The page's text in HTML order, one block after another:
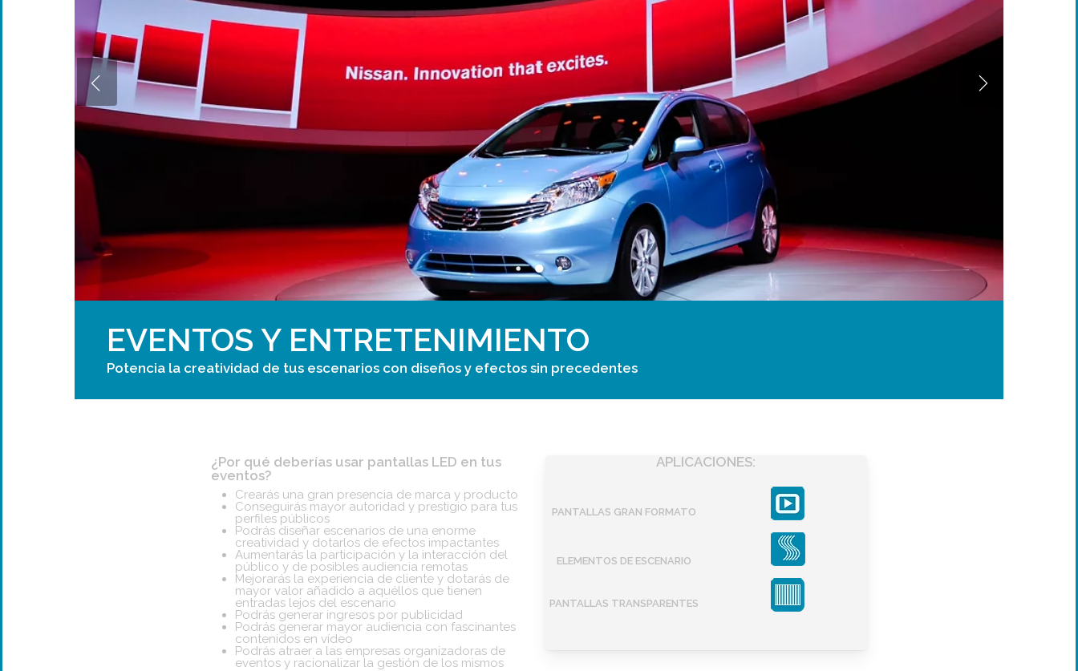
EVENTOS Y ENTRETENIMIENTO
Potencia la creatividad de tus escenarios con diseños y efectos sin precedentes
¿Por qué deberías usar pantallas LED en tus
eventos?
Crearás una gran presencia de marca y producto
Conseguirás mayor autoridad y prestigio para tus
perfiles públicos
Podrás diseñar escenarios de una enorme
creatividad y dotarlos de efectos impactantes
Aumentarás la participación y la interacción del
público y de posibles audiencia remotas
Mejorarás la experiencia de cliente y dotarás de
mayor valor añadido a aquéllos que tienen
entradas lejos del escenario
Podrás generar ingresos por publicidad
Podrás generar mayor audiencia con fascinantes
contenidos en vídeo
Podrás atraer a las empresas organizadoras de
eventos y racionalizar la gestión de los mismos
APLICACIONES:
PANTALLAS GRAN FORMATO
ELEMENTOS DE ESCENARIO
PANTALLAS TRANSPARENTES